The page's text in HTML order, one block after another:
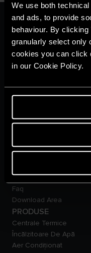
We use both
and ads, to provide
behaviour. By
granularly select only
cookies you can click
in our Cookie Policy.
ARISTON GROUP
Despre Noi
Grupul
Carieră
THE COMFORT WAY
Noutăți
Sfaturi Si Recomandări
SUPORT
Promoții
Contactează-ne
Încălzitoare De Apă
Faq
Download Area
PRODUSE
Centrale Termice
Încălzitoare De Apă
Aer Condiționat